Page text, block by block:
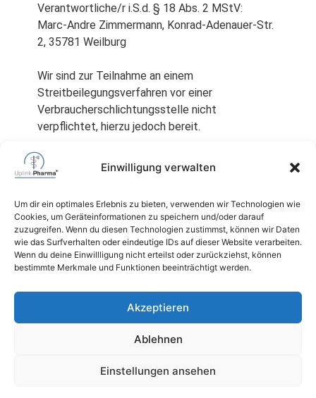
Einwilligung verwalten
Um dir ein optimales Erlebnis zu bieten, verwenden wir Technologien wie
Cookies, um Geräteinformationen zu speichern und/oder darauf
zuzugreifen. Wenn du diesen Technologien zustimmst, können wir Daten
wie das Surfverhalten oder eindeutige IDs auf dieser Website verarbeiten.
Wenn du deine Einwillligung nicht erteilst oder zurückziehst, können
bestimmte Merkmale und Funktionen beeinträchtigt werden.
Akzeptieren
Ablehnen
Einstellungen ansehen
Verantwortliche/r i.S.d. § 18 Abs. 2 MStV:
Marc-Andre Zimmermann, Konrad-Adenauer-Str.
2, 35781 Weilburg
Wir sind zur Teilnahme an einem
Streitbeilegungsverfahren vor einer
Verbraucherschlichtungsstelle nicht
verpflichtet, hierzu jedoch bereit.
Copyright-Hinweis: Dieses Impressum wurde von den
Fachanwälten der IT-Recht Kanzlei erstellt und ist
urheberrechtlich geschützt (https://www.it-recht-kanzlei.de
Stand: 07.08.2026, 01:57:25
06471 6264740
mail@uplink-pharma.com
Impressum